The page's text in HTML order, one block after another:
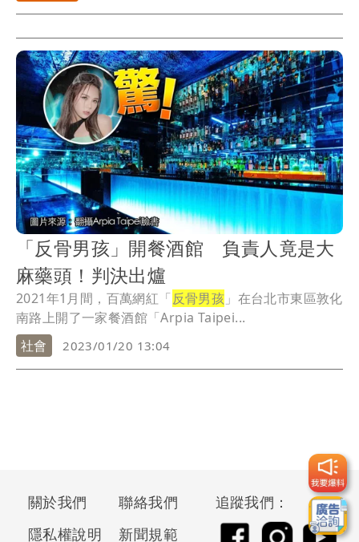
「反骨男孩」開餐酒館 負責人竟是大
麻藥頭！判決出爐
2021年1月間，百萬網紅「反骨男孩 」在台北市東區敦化
南路上開了一家餐酒館「Arpia Taipei...
社會
2023/01/20 13:04
關於我們
聯絡我們
隱私權說明
新聞規範
追蹤我們：